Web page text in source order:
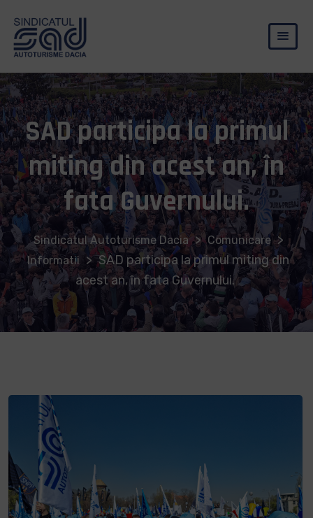
SAD participa la primul
miting din acest an, în
fata Guvernului.
Sindicatul Autoturisme Dacia > Comunicare >
Informatii > SAD participa la primul miting din
acest an, în fata Guvernului.